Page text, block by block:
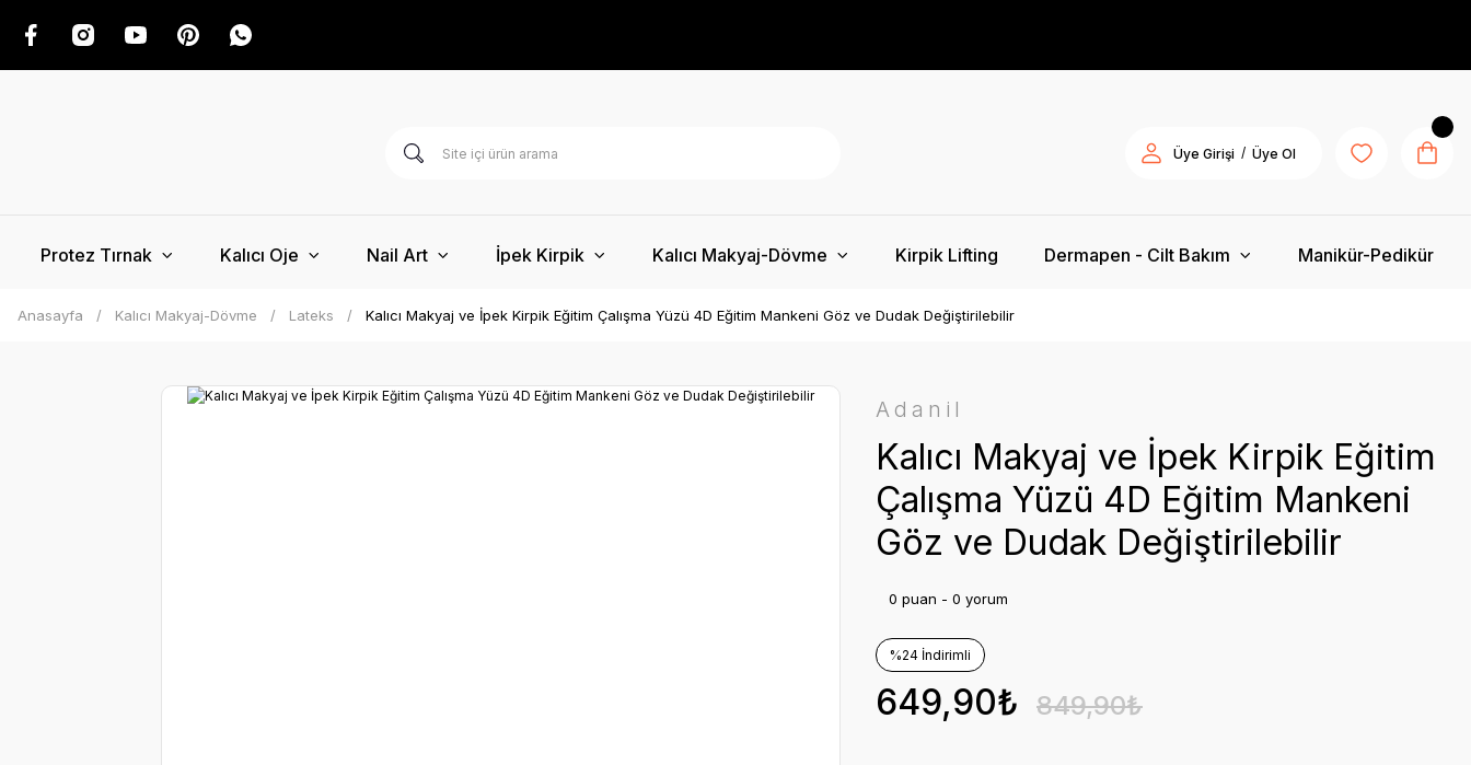
Üye Girişi / Üye Ol
Protez Tırnak Kalıcı Oje Nail Art İpek Kirpik Kalıcı Makyaj-Dövme Kirpik Lifting Dermapen - Cilt Bakım Manikür-Pedikür
Anasayfa Kalıcı Makyaj-Dövme Lateks Kalıcı Makyaj ve İpek Kirpik Eğitim Çalışma Yüzü 4D Eğitim Mankeni Göz ve Dudak Değiştirilebilir
Adanil
Kalıcı Makyaj ve İpek Kirpik Eğitim
Çalışma Yüzü 4D Eğitim Mankeni
Göz ve Dudak Değiştirilebilir
0 puan - 0 yorum
%24 İndirimli
649,90₺ 849,90₺